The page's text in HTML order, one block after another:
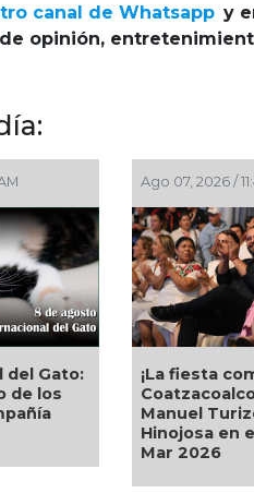
canal de Whatsapp y
opinión,
del Gato:
de los
Ago 07, 2026 /
¡La fiesta
Manuel
Hinojosa en
Mar 2026